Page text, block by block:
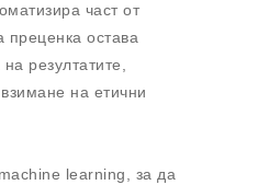
част от
преценка остава
резултатите,
на етични
learning, за да